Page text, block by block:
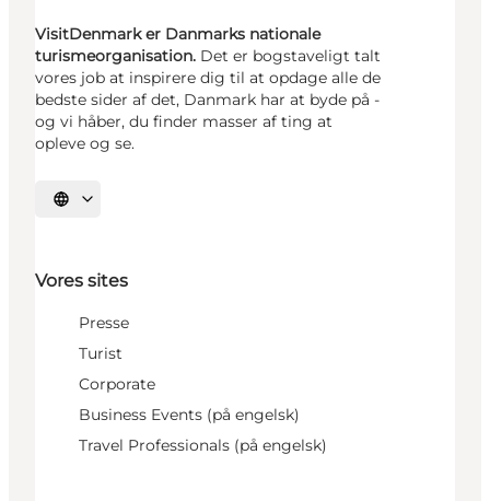
VisitDenmark er Danmarks nationale
turismeorganisation. Det er bogstaveligt talt
vores job at inspirere dig til at opdage alle de
bedste sider af det, Danmark har at byde på -
og vi håber, du finder masser af ting at
opleve og se.
Vælg sprog
Vores sites
Presse
Turist
Corporate
Business Events (på engelsk)
Travel Professionals (på engelsk)